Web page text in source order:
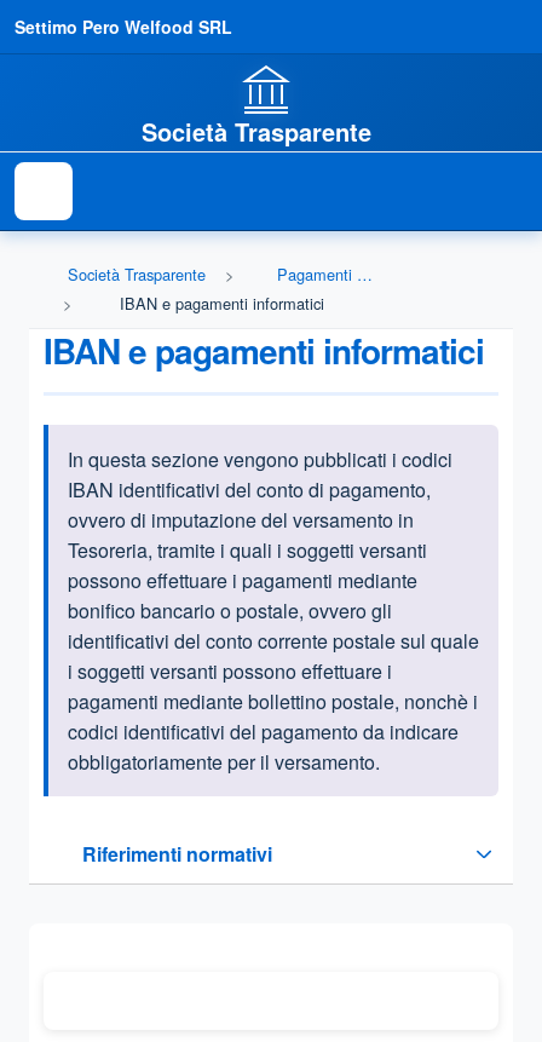
Settimo Pero Welfood SRL
Società Trasparente
Società Trasparente
Pagamenti dell'amministrazione
IBAN e pagamenti informatici
IBAN e pagamenti informatici
Informazioni introduttive
In questa sezione vengono pubblicati i codici
IBAN identificativi del conto di pagamento,
ovvero di imputazione del versamento in
Tesoreria, tramite i quali i soggetti versanti
possono effettuare i pagamenti mediante
bonifico bancario o postale, ovvero gli
identificativi del conto corrente postale sul quale
i soggetti versanti possono effettuare i
pagamenti mediante bollettino postale, nonchè i
codici identificativi del pagamento da indicare
obbligatoriamente per il versamento.
Riferimenti normativi
Sezione compressa